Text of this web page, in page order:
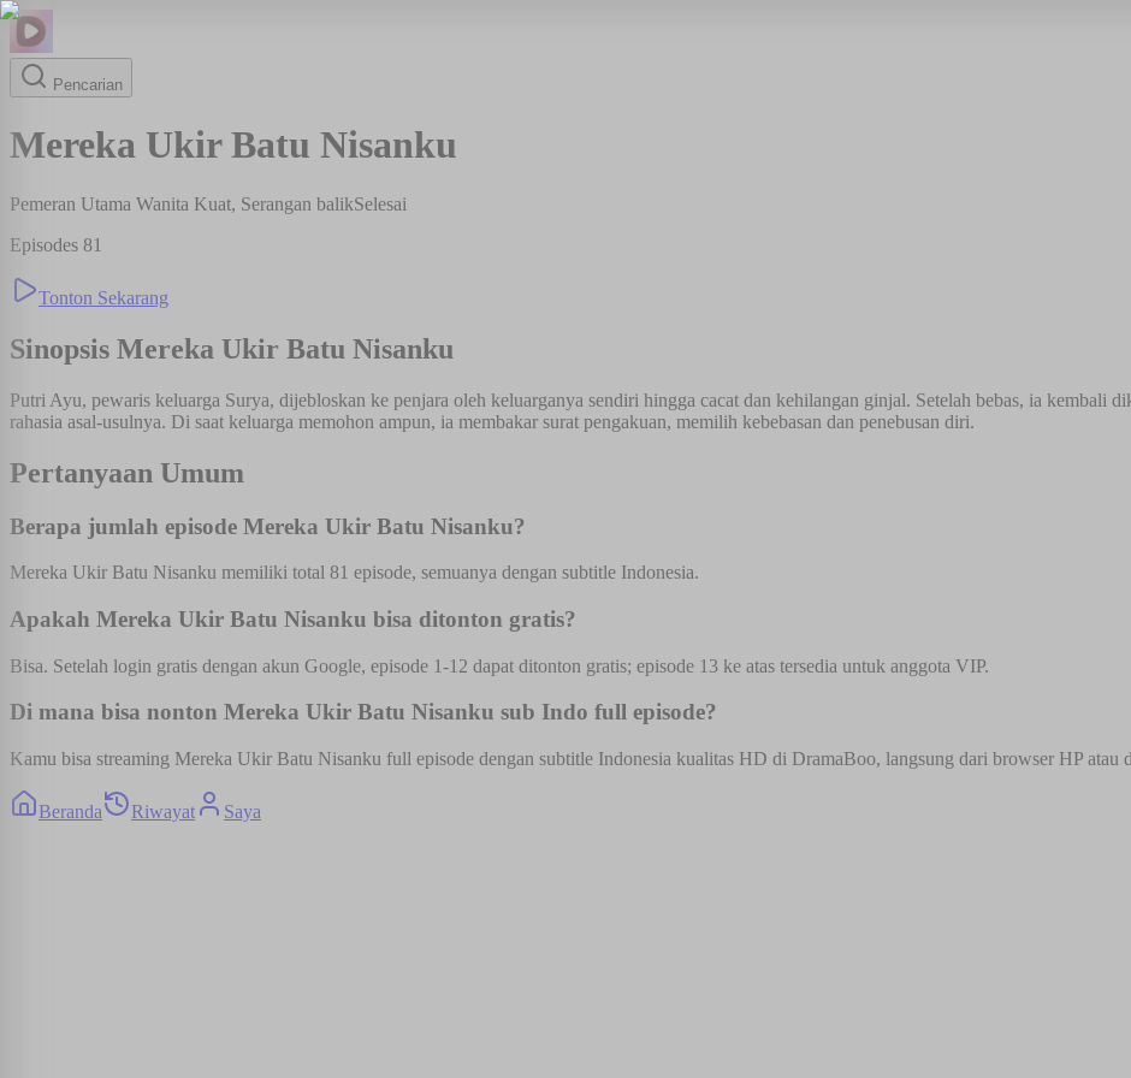
Pencarian
Mereka Ukir Batu Nisanku
Pemeran Utama Wanita Kuat, Serangan balikSelesai
Episodes 81
Tonton Sekarang
Sinopsis Mereka Ukir Batu Nisanku
Putri Ayu, pewaris keluarga Surya, dijebloskan ke penjara oleh keluarganya sendiri hingga cacat dan kehilangan ginjal. Setelah bebas, ia kembali
rahasia asal-usulnya. Di saat keluarga memohon ampun, ia membakar surat pengakuan, memilih kebebasan dan penebusan diri.
Pertanyaan Umum
Berapa jumlah episode Mereka Ukir Batu Nisanku?
Mereka Ukir Batu Nisanku memiliki total 81 episode, semuanya dengan subtitle Indonesia.
Apakah Mereka Ukir Batu Nisanku bisa ditonton gratis?
Bisa. Setelah login gratis dengan akun Google, episode 1-12 dapat ditonton gratis; episode 13 ke atas tersedia untuk anggota VIP.
Di mana bisa nonton Mereka Ukir Batu Nisanku sub Indo full episode?
Kamu bisa streaming Mereka Ukir Batu Nisanku full episode dengan subtitle Indonesia kualitas HD di DramaBoo, langsung dari browser HP atau
Beranda Riwayat Saya